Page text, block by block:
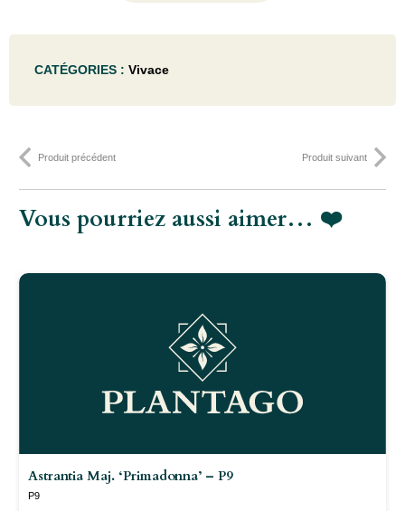
annua
'Chedglow'
CATÉGORIES : Vivace
Produit précédent Produit suivant
Vous pourriez aussi aimer… ❤️
Astrantia Maj. ‘Primadonna’ – P9
P9